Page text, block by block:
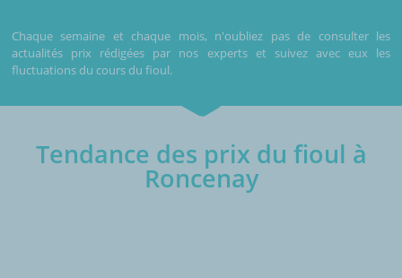
Chaque semaine et chaque mois, n'oubliez pas de consulter les
actualités prix rédigées par nos experts et suivez avec eux les
fluctuations du cours du fioul.
Tendance des prix du fioul à
Roncenay